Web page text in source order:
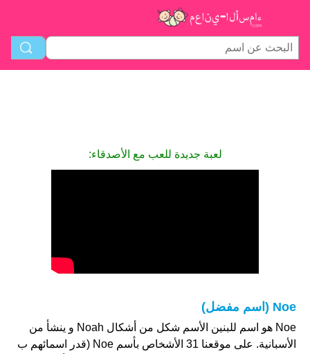
لعبة جديدة للعب مع الأصدقاء:
Noe (اسم مفضل)
Noe هو اسم للبنين الأسم شكل من أشكال Noah و ينشأ من
الأسبانية. على موقعنا 31 الأشخاص بأسم Noe (قدر اسمائهم ب